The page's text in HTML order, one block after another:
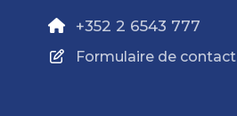
+352 2 6543 777
Formulaire de contact